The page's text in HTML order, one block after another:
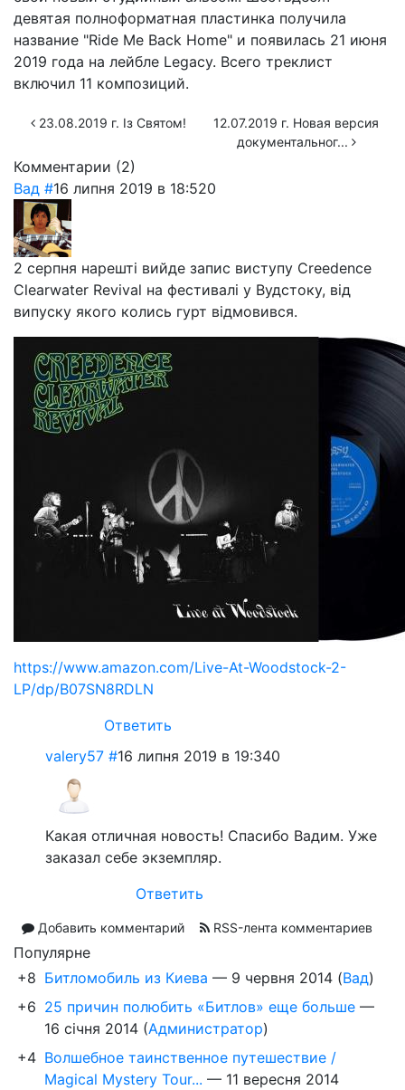
девятая полноформатная пластинка получила
название "Ride Me Back Home" и появилась 21 июня
2019 года на лейбле Legacy. Всего треклист
включил 11 композиций.
23.08.2019 г. Із Святом!
12.07.2019 г. Новая версия
документальног...
Комментарии (2)
Вад #16 липня 2019 в 18:520
2 серпня нарешті вийде запис виступу Creedence
Clearwater Revival на фестивалі у Вудстоку, від
випуску якого колись гурт відмовився.
https://www.amazon.com/Live-At-Woodstock-2-
LP/dp/B07SN8RDLN
Ответить
valery57 #16 липня 2019 в 19:340
Какая отличная новость! Спасибо Вадим. Уже
заказал себе экземпляр.
Ответить
Добавить комментарий RSS-лента комментариев
Популярне
+8 Битломобиль из Киева — 9 червня 2014 (Вад)
+6 25 причин полюбить «Битлов» еще больше —
16 січня 2014 (Администратор)
+4 Волшебное таинственное путешествие /
Magical Mystery Tour... — 11 вересня 2014